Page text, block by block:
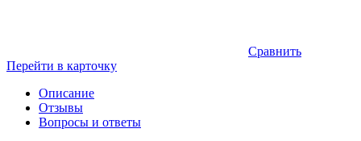
Сравнить
Перейти в карточку
Описание
Отзывы
Вопросы и ответы